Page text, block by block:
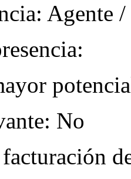
Agente
No